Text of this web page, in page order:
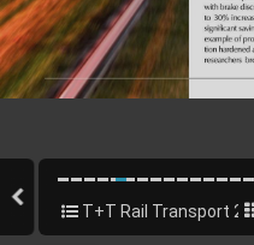
T+T Rail Transport